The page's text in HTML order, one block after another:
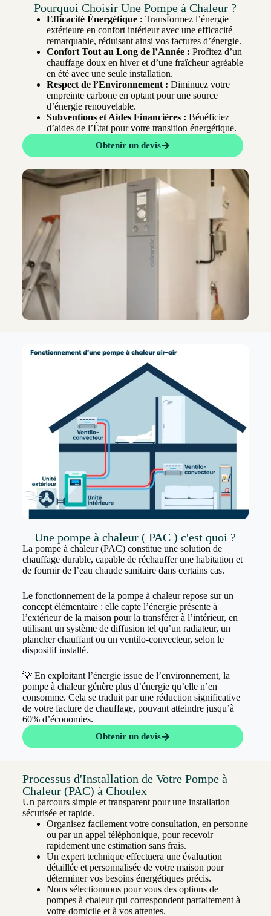
Pourquoi Choisir Une Pompe à Chaleur ?
Efficacité Énergétique : Transformez l’énergie
extérieure en confort intérieur avec une efficacité
remarquable, réduisant ainsi vos factures d’énergie.
Confort Tout au Long de l’Année : Profitez d’un
chauffage doux en hiver et d’une fraîcheur agréable
en été avec une seule installation.
Respect de l’Environnement : Diminuez votre
empreinte carbone en optant pour une source
d’énergie renouvelable.
Subventions et Aides Financières : Bénéficiez
d’aides de l’État pour votre transition énergétique.
Obtenir un devis
Une pompe à chaleur ( PAC ) c'est quoi ?
La pompe à chaleur (PAC) constitue une solution de
chauffage durable, capable de réchauffer une habitation et
de fournir de l’eau chaude sanitaire dans certains cas.
Le fonctionnement de la pompe à chaleur repose sur un
concept élémentaire : elle capte l’énergie présente à
l’extérieur de la maison pour la transférer à l’intérieur, en
utilisant un système de diffusion tel qu’un radiateur, un
plancher chauffant ou un ventilo-convecteur, selon le
dispositif installé.
💡 En exploitant l’énergie issue de l’environnement, la
pompe à chaleur génère plus d’énergie qu’elle n’en
consomme. Cela se traduit par une réduction significative
de votre facture de chauffage, pouvant atteindre jusqu’à
60% d’économies.
Obtenir un devis
Processus d'Installation de Votre Pompe à
Chaleur (PAC) à Choulex
Un parcours simple et transparent pour une installation
sécurisée et rapide.
Organisez facilement votre consultation, en personne
ou par un appel téléphonique, pour recevoir
rapidement une estimation sans frais.
Un expert technique effectuera une évaluation
détaillée et personnalisée de votre maison pour
déterminer vos besoins énergétiques précis.
Nous sélectionnons pour vous des options de
pompes à chaleur qui correspondent parfaitement à
votre domicile et à vos attentes.